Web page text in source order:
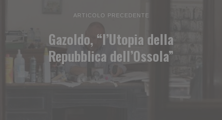
ARTICOLO PRECEDENTE
Gazoldo, “l’Utopia della
Repubblica dell’Ossola”